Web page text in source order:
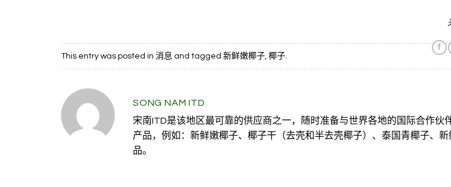
This entry was posted in 消息 and tagged 新鲜嫩椰子, 椰子.
SONG NAM ITD
宋南ITD是该地区最可靠的供应商之一，随时准备与世界各地的国际合作伙
产品，例如：新鲜嫩椰子、椰子干（去壳和半去壳椰子）、泰国青椰子、
品。